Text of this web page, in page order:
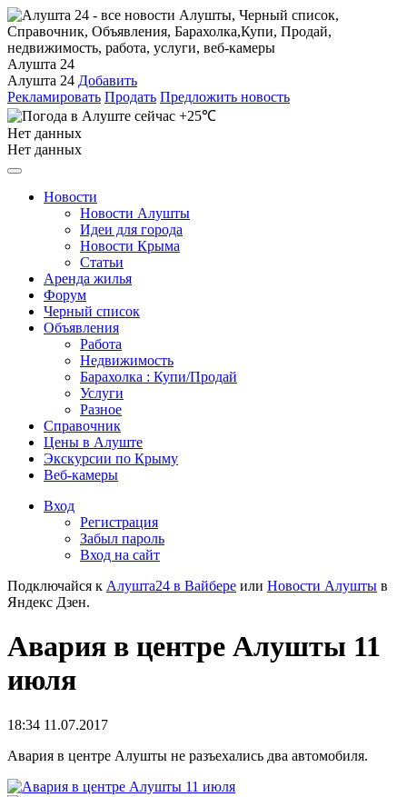
Алушта 24
Алушта 24 Добавить
Рекламировать Продать Предложить новость
+25℃
Нет данных
Нет данных
Новости
Новости Алушты
Идеи для города
Новости Крыма
Статьи
Аренда жилья
Форум
Черный список
Объявления
Работа
Недвижимость
Барахолка : Купи/Продай
Услуги
Разное
Справочник
Цены в Алуште
Экскурсии по Крыму
Веб-камеры
Вход
Регистрация
Забыл пароль
Вход на сайт
Подключайся к Алушта24 в Вайбере или Новости Алушты в
Яндекс Дзен.
Авария в центре Алушты 11
июля
18:34 11.07.2017
Авария в центре Алушты не разъехались два автомобиля.